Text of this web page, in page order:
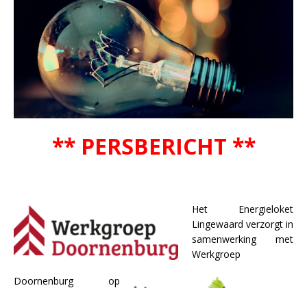
** PERSBERICHT **
Het Energieloket
Lingewaard verzorgt in
samenwerking met
Werkgroep
Doornenburg op